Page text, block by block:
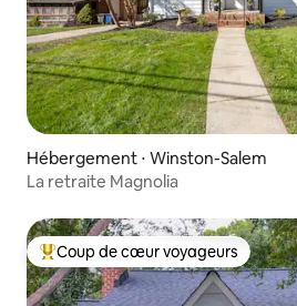
Hébergement ⋅ Winston-Salem
La retraite Magnolia
Coups de cœur voyageurs les plus
Coup de cœur voyageurs